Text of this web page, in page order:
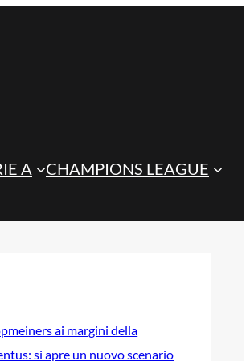
A
CHAMPIONS LEAGUE
ai margini della
si apre un nuovo scenario